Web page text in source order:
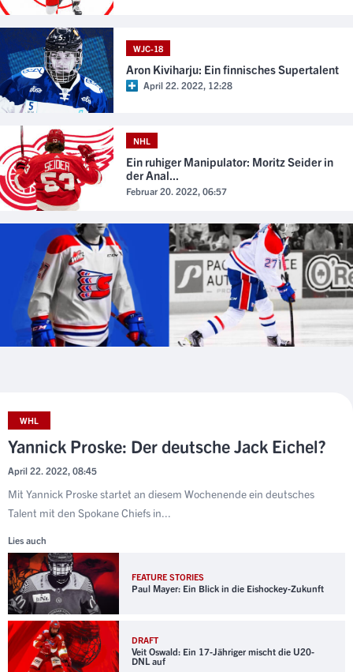
WJC-18
Aron Kiviharju: Ein finnisches Supertalent
April 22. 2022, 12:28
NHL
Ein ruhiger Manipulator: Moritz Seider in
der Anal...
Februar 20. 2022, 06:57
WHL
Yannick Proske: Der deutsche Jack Eichel?
April 22. 2022, 08:45
Mit Yannick Proske startet an diesem Wochenende ein deutsches
Talent mit den Spokane Chiefs in...
Lies auch
FEATURE STORIES
Paul Mayer: Ein Blick in die Eishockey-Zukunft
DRAFT
Veit Oswald: Ein 17-Jähriger mischt die U20-
DNL auf